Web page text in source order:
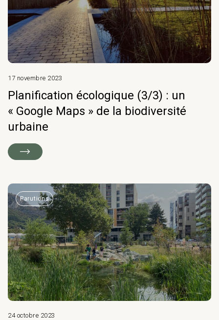
17 novembre 2023
Planification écologique (3/3) : un
« Google Maps » de la biodiversité
urbaine
Parutions
24 octobre 2023